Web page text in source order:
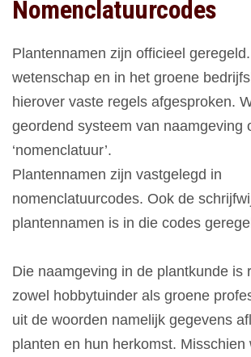
Nomenclatuurcodes
Plantennamen zijn officieel
wetenschap en in het groene
hierover vaste regels afgesproken.
geordend systeem van naamgeving
‘nomenclatuur’.
Plantennamen zijn vastgelegd in
nomenclatuurcodes. Ook de
plantennamen is in die codes
Die naamgeving in de plantkunde is
zowel hobbytuinder als groene
uit de woorden namelijk gegevens
planten en hun herkomst. Misschien